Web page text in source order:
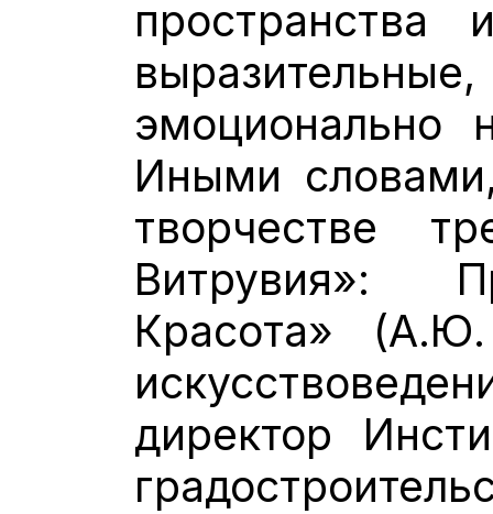
эмоционально
Иными
творчестве
Витрувия»:
Красота»
директор